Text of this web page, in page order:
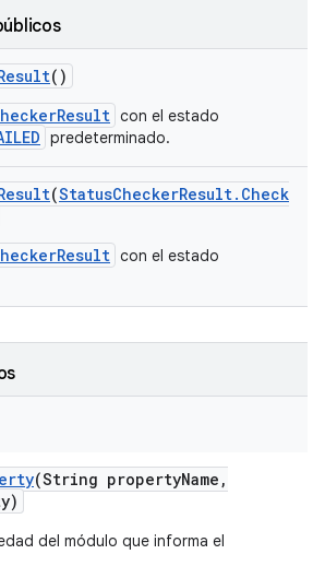
()
con el estado
predeterminado.
(StatusCheckerResult. Check
con el estado
(String propertyName ,
del módulo que informa el